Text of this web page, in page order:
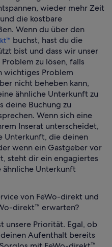
wieder mehr Zeit
die kostbare
Wenn du über den
buchst, hast du die
bist und dass wir unser
zu lösen, falls
wichtiges Problem
nicht beheben kann,
ähnliche Unterkunft zu
deine Buchung zu
Wenn sich eine
Inserat unterscheidet,
Unterkunft, die deinen
wenn ein Gastgeber vor
steht dir ein engagiertes
ähnliche Unterkunft
von FeWo-direkt und
direkt™ erwarten?
unsere Priorität. Egal, ob
Aufenthalt bereits